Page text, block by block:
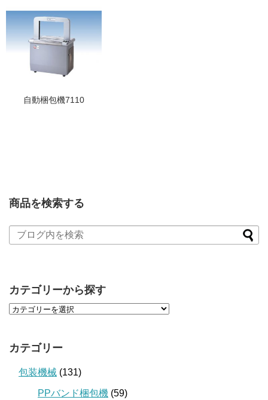
自動梱包機7110
商品を検索する
カテゴリーから探す
カテゴリー
包装機械 (131)
PPバンド梱包機 (59)